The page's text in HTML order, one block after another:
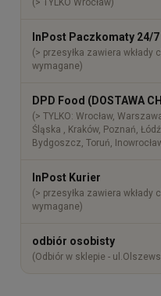
InPost Paczkomaty 24/7
(> przesyłka zawiera wkłady
wymagane)
DPD Food (DOSTAWA
(> TYLKO: Wrocław,
Śląska , Kraków, Poznań,
Bydgoszcz, Toruń,
InPost Kurier
(> przesyłka zawiera wkłady
wymagane)
odbiór osobisty
(Odbiór w sklepie -